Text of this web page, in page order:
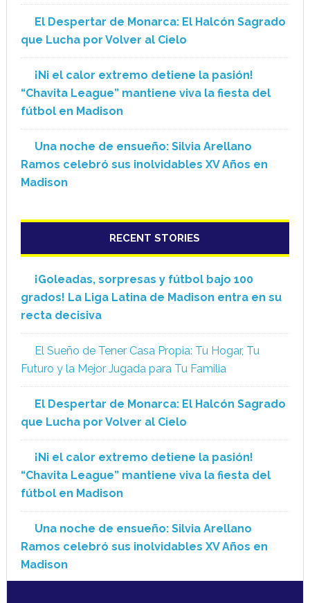
El Despertar de Monarca: El Halcón Sagrado
que Lucha por Volver al Cielo
¡Ni el calor extremo detiene la pasión!
“Chavita League” mantiene viva la fiesta del
fútbol en Madison
Una noche de ensueño: Silvia Arellano
Ramos celebró sus inolvidables XV Años en
Madison
RECENT STORIES
¡Goleadas, sorpresas y fútbol bajo 100
grados! La Liga Latina de Madison entra en su
recta decisiva
El Sueño de Tener Casa Propia: Tu Hogar, Tu
Futuro y la Mejor Jugada para Tu Familia
El Despertar de Monarca: El Halcón Sagrado
que Lucha por Volver al Cielo
¡Ni el calor extremo detiene la pasión!
“Chavita League” mantiene viva la fiesta del
fútbol en Madison
Una noche de ensueño: Silvia Arellano
Ramos celebró sus inolvidables XV Años en
Madison